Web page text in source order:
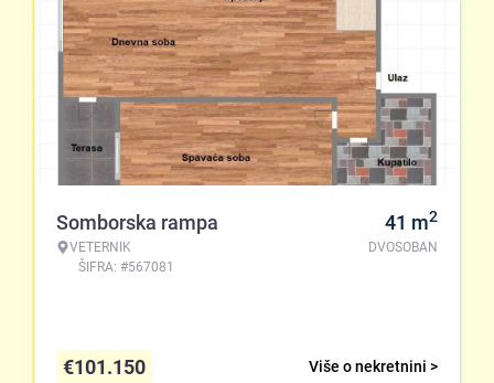
Somborska rampa
VETERNIK
ŠIFRA: #567081
41 m2
DVOSOBAN
Više o nekretnini >
€101.150